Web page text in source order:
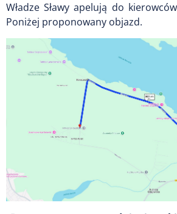
Władze Sławy apelują do
Poniżej proponowany objazd.